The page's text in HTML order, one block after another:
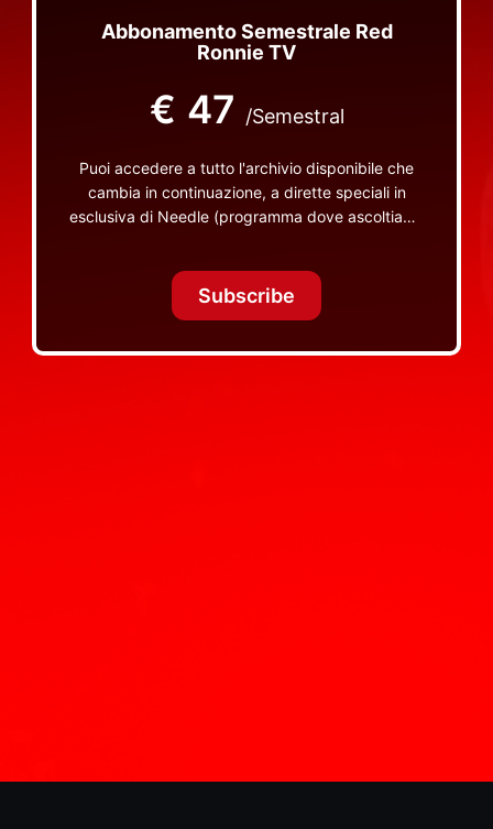
Abbonamento Semestrale Red
Ronnie TV
€ 47 /Semestral
Puoi accedere a tutto l'archivio disponibile che
cambia in continuazione, a dirette speciali in
esclusiva di Needle (programma dove ascoltiamo
TV non visibili da nessuna altra parte
Subscribe